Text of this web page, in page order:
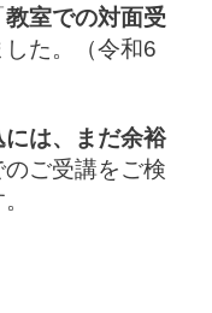
教室での対面受
した。（令和6
は、まだ余裕
ご受講をご検